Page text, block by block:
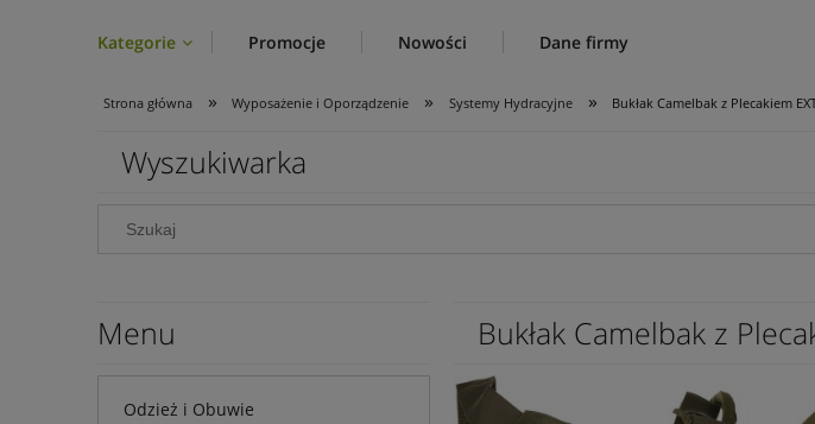
Kategorie Promocje Nowości Dane firmy
Strona główna » Wyposażenie i Oporządzenie » Systemy Hydracyjne » Bukłak Camelbak z Plecakiem
Wyszukiwarka
Menu
Odzież i Obuwie
Bukłak Camelbak z